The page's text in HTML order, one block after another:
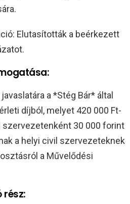
Elutasították a beérkezett
a *Stég Bár* által
díjból, melyet 420 000 Ft-
szervezetenként 30 000 forint
a helyi civil szervezeteknek
a Művelődési
rész: